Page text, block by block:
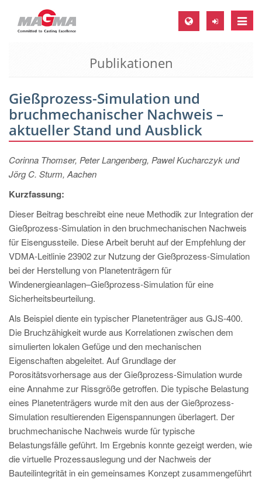
Toggle
MAGMA Europa, Deutschland
EN
CS
MAGMA Nordamerika, USA
EN
ES
MAGMA Asien-Pazifik, Singapur
MAGMA Südamerika, Brasilien
PT
ES
MAGMA Türkei
EN
TR
MAGMA China
EN
ZH
MAGMA Indien
EN
MAGMA Korea
Publikationen
Gießprozess-Simulation und
bruchmechanischer Nachweis –
aktueller Stand und Ausblick
Corinna Thomser, Peter Langenberg, Pawel Kucharczyk und
Jörg C. Sturm, Aachen
Kurzfassung:
Dieser Beitrag beschreibt eine neue Methodik zur Integration der
Gießprozess-Simulation in den bruchmechanischen Nachweis
für Eisengussteile. Diese Arbeit beruht auf der Empfehlung der
VDMA-Leitlinie 23902 zur Nutzung der Gießprozess-Simulation
bei der Herstellung von Planetenträgern für
Windenergieanlagen–Gießprozess-Simulation für eine
Sicherheitsbeurteilung.
Als Beispiel diente ein typischer Planetenträger aus GJS-400.
Die Bruchzähigkeit wurde aus Korrelationen zwischen dem
simulierten lokalen Gefüge und den mechanischen
Eigenschaften abgeleitet. Auf Grundlage der
Porositätsvorhersage aus der Gießprozess-Simulation wurde
eine Annahme zur Rissgröße getroffen. Die typische Belastung
eines Planetenträgers wurde mit den aus der Gießprozess-
Simulation resultierenden Eigenspannungen überlagert. Der
bruchmechanische Nachweis wurde für typische
Belastungsfälle geführt. Im Ergebnis konnte gezeigt werden, wie
die virtuelle Prozessauslegung und der Nachweis der
Bauteilintegrität in ein gemeinsames Konzept zusammengeführt